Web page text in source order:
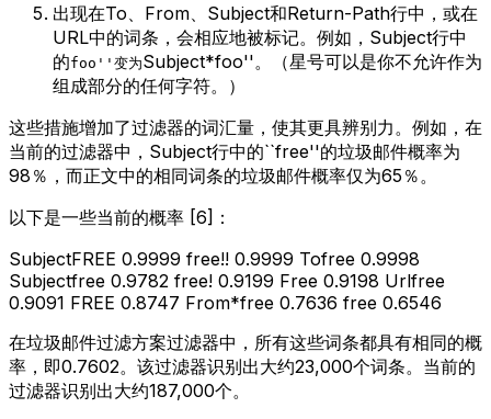
出现在To、From、Subject和Return-Path行中，或在
URL中的词条，会相应地被标记。例如，Subject行中
的foo''变为Subject*foo''。（星号可以是你不允许作为
组成部分的任何字符。）
这些措施增加了过滤器的词汇量，使其更具辨别力。例如，在
当前的过滤器中，Subject行中的``free''的垃圾邮件概率为
98％，而正文中的相同词条的垃圾邮件概率仅为65％。
以下是一些当前的概率 [6]：
SubjectFREE 0.9999 free!! 0.9999 Tofree 0.9998
Subjectfree 0.9782 free! 0.9199 Free 0.9198 Urlfree
0.9091 FREE 0.8747 From*free 0.7636 free 0.6546
在垃圾邮件过滤方案过滤器中，所有这些词条都具有相同的概
率，即0.7602。该过滤器识别出大约23,000个词条。当前的
过滤器识别出大约187,000个。